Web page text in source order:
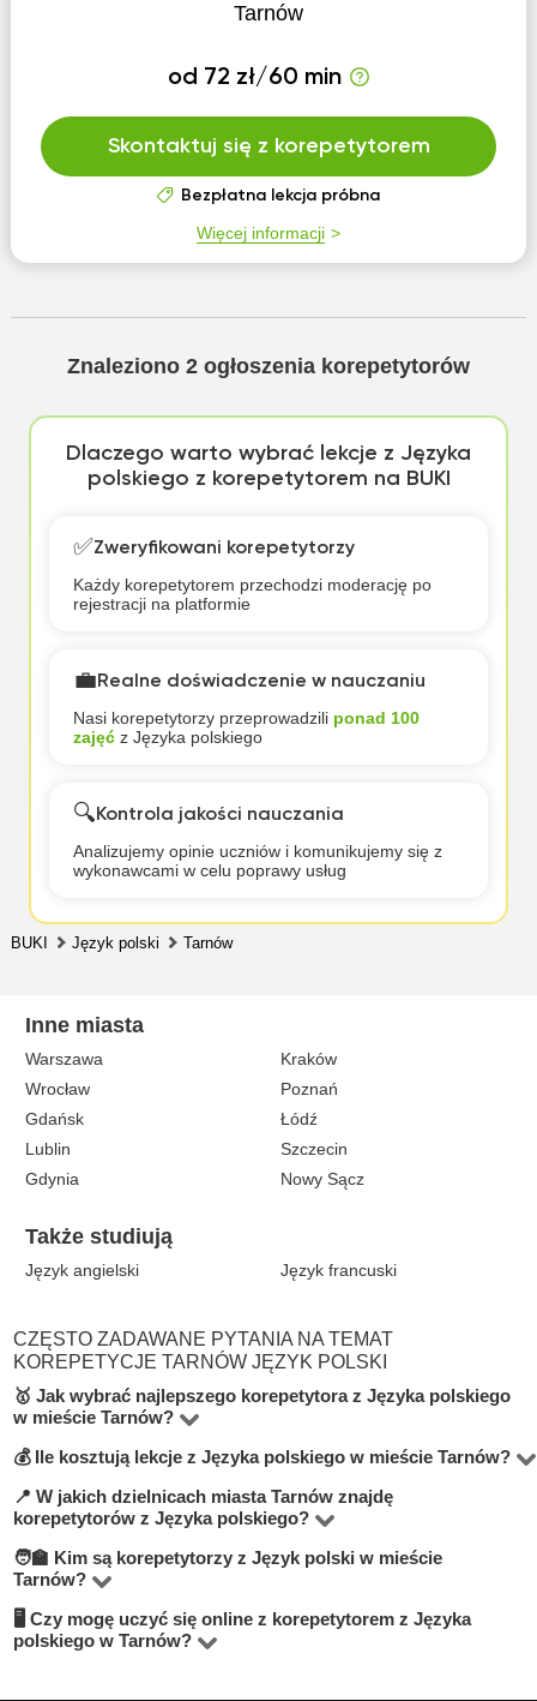
Tarnów
od 72 zł/60 min
Skontaktuj się z korepetytorem
Bezpłatna lekcja próbna
Więcej informacji
Znaleziono 2 ogłoszenia korepetytorów
Dlaczego warto wybrać lekcje z Języka
polskiego z korepetytorem na BUKI
✅Zweryfikowani korepetytorzy
Każdy korepetytorem przechodzi moderację po
rejestracji na platformie
💼Realne doświadczenie w nauczaniu
Nasi korepetytorzy przeprowadzili ponad 100
zajęćz Języka polskiego
🔍Kontrola jakości nauczania
Analizujemy opinie uczniów i komunikujemy się z
wykonawcami w celu poprawy usług
BUKI Język polski Tarnów
Inne miasta
Warszawa
Kraków
Wrocław
Poznań
Gdańsk
Łódź
Lublin
Szczecin
Gdynia
Nowy Sącz
Także studiują
Język angielski Język francuski
CZĘSTO ZADAWANE PYTANIA NA TEMAT
KOREPETYCJE TARNÓW JĘZYK POLSKI
🥇 Jak wybrać najlepszego korepetytora z Języka polskiego
w mieście Tarnów?
Na platformie BUKI znajdziesz 2 korepetytorów
oferujących zajęcia z Język polski w miejscowości
Tarnów. Przy wyborze zwróć uwagę na cenę, opinie,
doświadczenie, wykształcenie oraz lokalizację. Warto
szukać korepetytorów z opcją darmowej lekcji próbnej,
aby sprawdzić, czy dany nauczyciel Ci odpowiada.
💰 Ile kosztują lekcje z Języka polskiego w mieście Tarnów?
Ceny zależą od poziomu, doświadczenia korepetytora i
trybu zajęć (online lub stacjonarnie). Średnia cena w
mieście Tarnów wynosi od 50 do 100 zł/h.
📍 W jakich dzielnicach miasta Tarnów znajdę
korepetytorów z Języka polskiego?
Na BUKI możesz znaleźć nauczycieli w niemal
wszystkich dzielnicach miasta Tarnów. Możesz też
wybrać lekcje online, jeśli zależy Ci na elastyczności.
🧑‍🏫 Kim są korepetytorzy z Język polski w mieście
Tarnów?
Na BUKI znajdziesz wykwalifikowanych nauczycieli,
studentów oraz praktyków z doświadczeniem. Średnia
🖥 Czy mogę uczyć się online z korepetytorem z Języka
polskiego w Tarnów?